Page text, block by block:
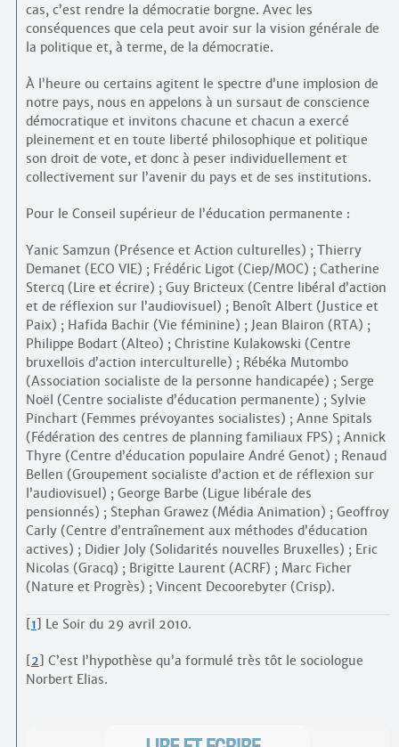
cas, c’est rendre la démocratie borgne. Avec les
conséquences que cela peut avoir sur la vision générale de
la politique et, à terme, de la démocratie.
À l’heure ou certains agitent le spectre d’une implosion de
notre pays, nous en appelons à un sursaut de conscience
démocratique et invitons chacune et chacun a exercé
pleinement et en toute liberté philosophique et politique
son droit de vote, et donc à peser individuellement et
collectivement sur l’avenir du pays et de ses institutions.
Pour le Conseil supérieur de l’éducation permanente :
Yanic Samzun (Présence et Action culturelles) ; Thierry
Demanet (ECO VIE) ; Frédéric Ligot (Ciep/MOC) ; Catherine
Stercq (Lire et écrire) ; Guy Bricteux (Centre libéral d’action
et de réflexion sur l’audiovisuel) ; Benoît Albert (Justice et
Paix) ; Hafida Bachir (Vie féminine) ; Jean Blairon (RTA) ;
Philippe Bodart (Alteo) ; Christine Kulakowski (Centre
bruxellois d’action interculturelle) ; Rébéka Mutombo
(Association socialiste de la personne handicapée) ; Serge
Noël (Centre socialiste d’éducation permanente) ; Sylvie
Pinchart (Femmes prévoyantes socialistes) ; Anne Spitals
(Fédération des centres de planning familiaux FPS) ; Annick
Thyre (Centre d’éducation populaire André Genot) ; Renaud
Bellen (Groupement socialiste d’action et de réflexion sur
l’audiovisuel) ; George Barbe (Ligue libérale des
pensionnés) ; Stephan Grawez (Média Animation) ; Geoffroy
Carly (Centre d’entraînement aux méthodes d’éducation
actives) ; Didier Joly (Solidarités nouvelles Bruxelles) ; Eric
Nicolas (Gracq) ; Brigitte Laurent (ACRF) ; Marc Ficher
(Nature et Progrès) ; Vincent Decoorebyter (Crisp).
[1] Le Soir du 29 avril 2010.
[2] C’est l’hypothèse qu’a formulé très tôt le sociologue
Norbert Elias.